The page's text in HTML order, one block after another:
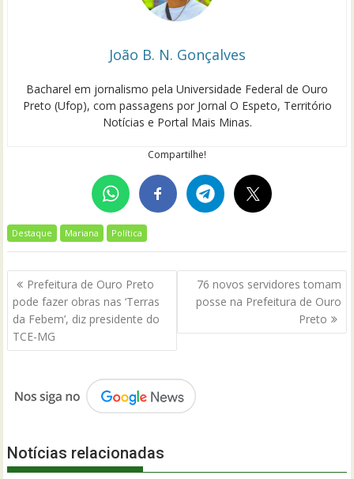
João B. N. Gonçalves
Bacharel em jornalismo pela Universidade Federal de Ouro
Preto (Ufop), com passagens por Jornal O Espeto, Território
Notícias e Portal Mais Minas.
Compartilhe!
Destaque Mariana Política
Navegação
de
Post
Prefeitura de Ouro Preto
pode fazer obras nas ‘Terras
da Febem’, diz presidente do
TCE-MG
76 novos servidores tomam
posse na Prefeitura de Ouro
Preto
Notícias relacionadas